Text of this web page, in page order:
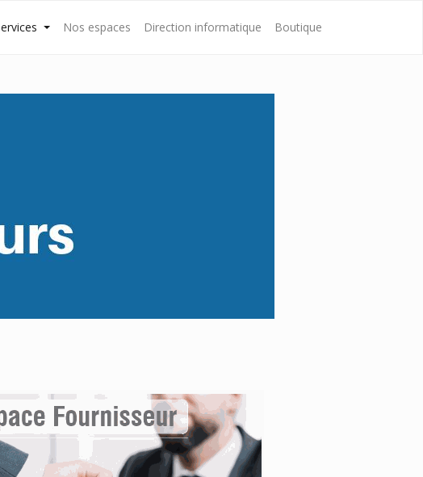
Nos espaces Direction informatique Boutique